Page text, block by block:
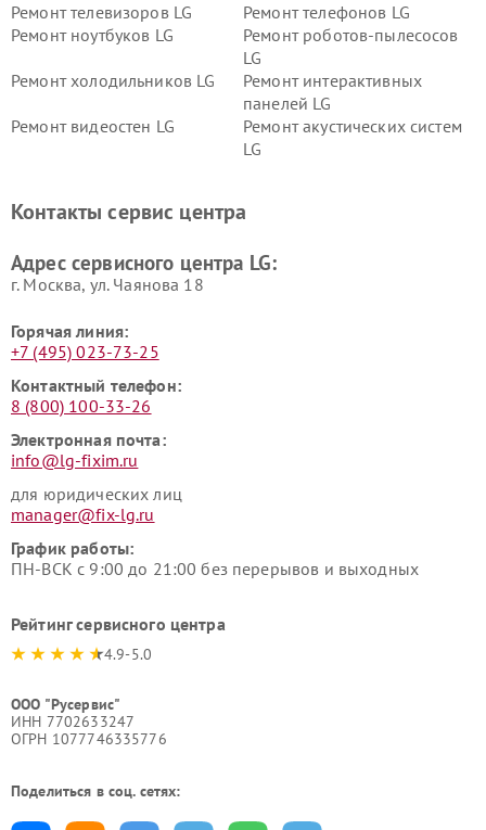
Ремонт телевизоров LG
Ремонт телефонов LG
Ремонт ноутбуков LG
Ремонт роботов-пылесосов
LG
Ремонт холодильников LG
Ремонт интерактивных
панелей LG
Ремонт видеостен LG
Ремонт акустических систем
LG
Ремонт морозильных камер
Ремонт вертикальных
Контакты сервис центра
Адрес сервисного центра LG:
г. Москва, ул. Чаянова 18
Горячая линия:
+7 (495) 023-73-25
Контактный телефон:
8 (800) 100-33-26
Электронная почта:
info@lg-fixim.ru
для юридических лиц
manager@fix-lg.ru
График работы:
ПН-ВСК с 9:00 до 21:00 без перерывов и выходных
Рейтинг сервисного центра
4.9-5.0
ООО "Русервис"
ИНН 7702633247
ОГРН 1077746335776
Поделиться в соц. сетях: